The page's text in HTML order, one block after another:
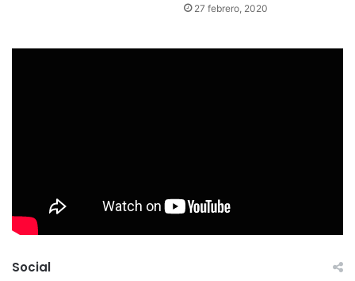
27 febrero, 2020
Social